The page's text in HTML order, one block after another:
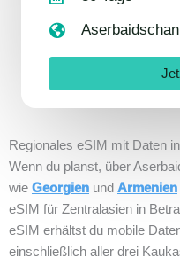
Aserbaidschan
Regionales eSIM mit Daten
Wenn du planst, über
wie Georgien und Armenien
eSIM für Zentralasien in
eSIM erhältst du mobile
einschließlich aller drei